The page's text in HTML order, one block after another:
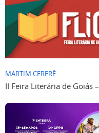
MARTIM CERERÊ
II Feira Literária de Goiás